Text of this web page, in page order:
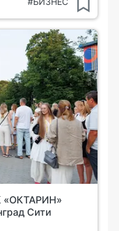
«ОКТАРИН»
Сити